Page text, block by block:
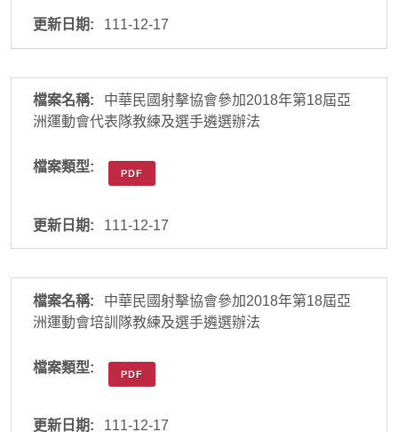
111-12-17
中華民國射擊協會參加2018年第18屆亞
洲運動會代表隊教練及選手遴選辦法
PDF
111-12-17
中華民國射擊協會參加2018年第18屆亞
洲運動會培訓隊教練及選手遴選辦法
PDF
111-12-17